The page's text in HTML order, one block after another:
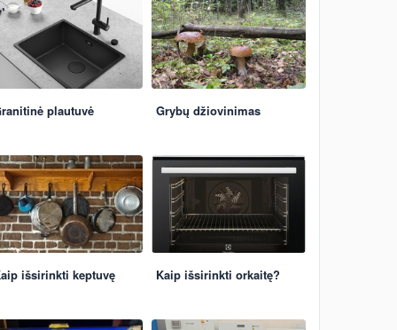
plautuvė Grybų džiovinimas
išsirinkti keptuvę Kaip išsirinkti orkaitę?